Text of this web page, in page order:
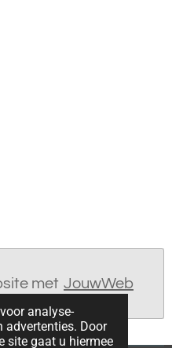
analyse-
advertenties. Door
site gaat u hiermee
met JouwWeb